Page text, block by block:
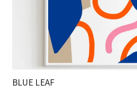
BLUE LEAF